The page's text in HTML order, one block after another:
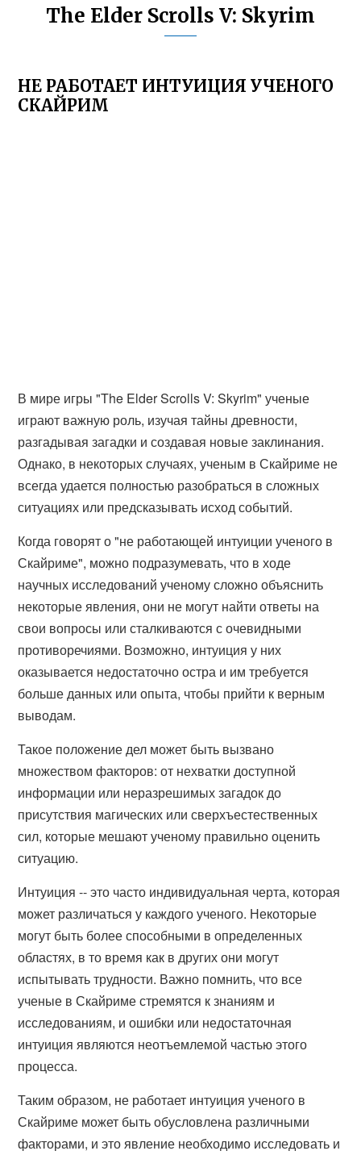
The Elder Scrolls V: Skyrim
НЕ РАБОТАЕТ ИНТУИЦИЯ УЧЕНОГО
СКАЙРИМ
В мире игры "The Elder Scrolls V: Skyrim" ученые
играют важную роль, изучая тайны древности,
разгадывая загадки и создавая новые заклинания.
Однако, в некоторых случаях, ученым в Скайриме не
всегда удается полностью разобраться в сложных
ситуациях или предсказывать исход событий.
Когда говорят о "не работающей интуиции ученого в
Скайриме", можно подразумевать, что в ходе
научных исследований ученому сложно объяснить
некоторые явления, они не могут найти ответы на
свои вопросы или сталкиваются с очевидными
противоречиями. Возможно, интуиция у них
оказывается недостаточно остра и им требуется
больше данных или опыта, чтобы прийти к верным
выводам.
Такое положение дел может быть вызвано
множеством факторов: от нехватки доступной
информации или неразрешимых загадок до
присутствия магических или сверхъестественных
сил, которые мешают ученому правильно оценить
ситуацию.
Интуиция -- это часто индивидуальная черта, которая
может различаться у каждого ученого. Некоторые
могут быть более способными в определенных
областях, в то время как в других они могут
испытывать трудности. Важно помнить, что все
ученые в Скайриме стремятся к знаниям и
исследованиям, и ошибки или недостаточная
интуиция являются неотъемлемой частью этого
процесса.
Таким образом, не работает интуиция ученого в
Скайриме может быть обусловлена различными
факторами, и это явление необходимо исследовать и